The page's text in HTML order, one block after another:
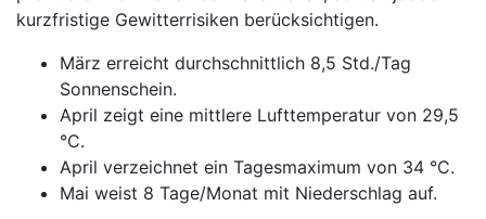
kurzfristige Gewitterrisiken berücksichtigen.
März erreicht durchschnittlich 8,5 Std./Tag
Sonnenschein.
April zeigt eine mittlere Lufttemperatur von 29,5
°C.
April verzeichnet ein Tagesmaximum von 34 °C.
Mai weist 8 Tage/Monat mit Niederschlag auf.